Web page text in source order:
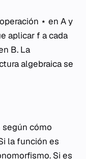
⋆ en A y
aplicar f a cada
B. La
algebraica se
cómo
la función es
Si es